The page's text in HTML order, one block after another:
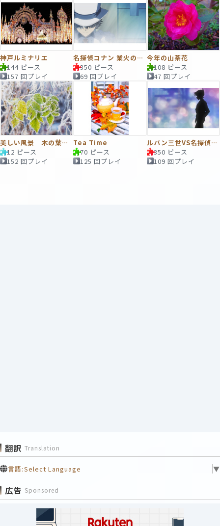
神戸ルミナリエ
144 ピース
157 回プレイ
名探偵コナン 業火の向日葵 予告
350 ピース
69 回プレイ
今年の山茶花
108 ピース
47 回プレイ
美しい風景 木の葉の霜
12 ピース
152 回プレイ
Tea Time
70 ピース
125 回プレイ
ルパン三世VS名探偵コナン THE MOVIE
350 ピース
109 回プレイ
翻訳 Translation
言語:Select Language ▼
広告 Sponsored